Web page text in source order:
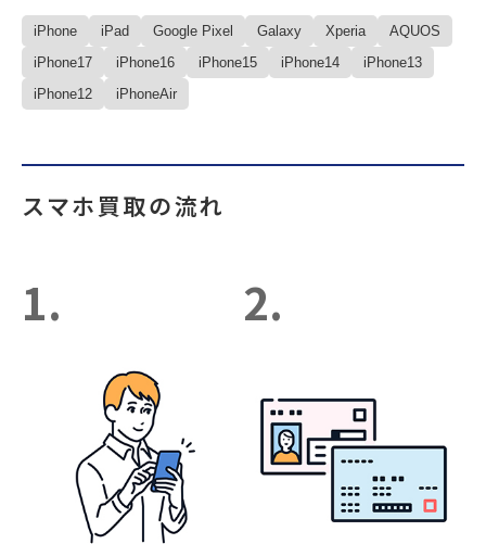
iPhone iPad Google Pixel Galaxy Xperia
AQUOS
iPhone17
iPhone16 iPhone15 iPhone14
iPhone13
iPhone12
iPhoneAir
スマホ買取の流れ
1. 2.